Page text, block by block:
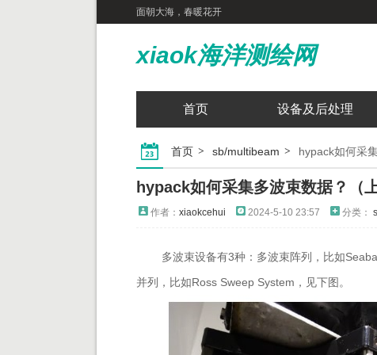
面朝大海，春暖花开
xiaok海洋测绘网
首页 设备及后处理
首页 sb/multibeam hypack如何采
hypack如何采集多波束数据？（上
作者： xiaokcehui 2024-5-10 23:57 分类：
多波束设备有3种：多波束阵列，比如
并列，比如Ross Sweep System，见下图。